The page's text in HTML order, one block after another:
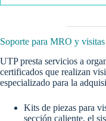
Soporte para MRO y
UTP presta servicios a
certificados que realizan
especializado para la
Kits de piezas para
sección caliente, el